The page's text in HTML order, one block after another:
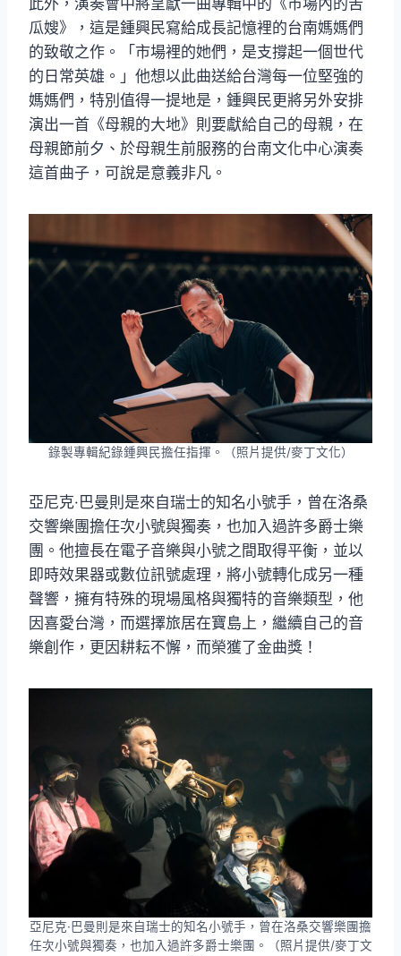
此外，演奏會中將呈獻一曲專輯中的《市場內的苦
瓜嫂》，這是鍾興民寫給成長記憶裡的台南媽媽們
的致敬之作。「市場裡的她們，是支撐起一個世代
的日常英雄。」他想以此曲送給台灣每一位堅強的
媽媽們，特別值得一提地是，鍾興民更將另外安排
演出一首《母親的大地》則要獻給自己的母親，在
母親節前夕、於母親生前服務的台南文化中心演奏
這首曲子，可說是意義非凡。
錄製專輯紀錄鍾興民擔任指揮。（照片提供/麥丁文化）
亞尼克·巴曼則是來自瑞士的知名小號手，曾在洛桑
交響樂團擔任次小號與獨奏，也加入過許多爵士樂
團。他擅長在電子音樂與小號之間取得平衡，並以
即時效果器或數位訊號處理，將小號轉化成另一種
聲響，擁有特殊的現場風格與獨特的音樂類型，他
因喜愛台灣，而選擇旅居在寶島上，繼續自己的音
樂創作，更因耕耘不懈，而榮獲了金曲獎！
亞尼克·巴曼則是來自瑞士的知名小號手，曾在洛桑交響樂團擔
任次小號與獨奏，也加入過許多爵士樂團。（照片提供/麥丁文